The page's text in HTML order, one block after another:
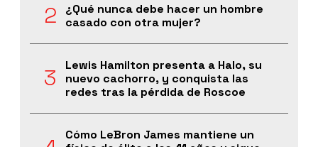
¿Qué nunca debe hacer un hombre
casado con otra mujer?
Lewis Hamilton presenta a Halo, su
nuevo cachorro, y conquista las
redes tras la pérdida de Roscoe
Cómo LeBron James mantiene un